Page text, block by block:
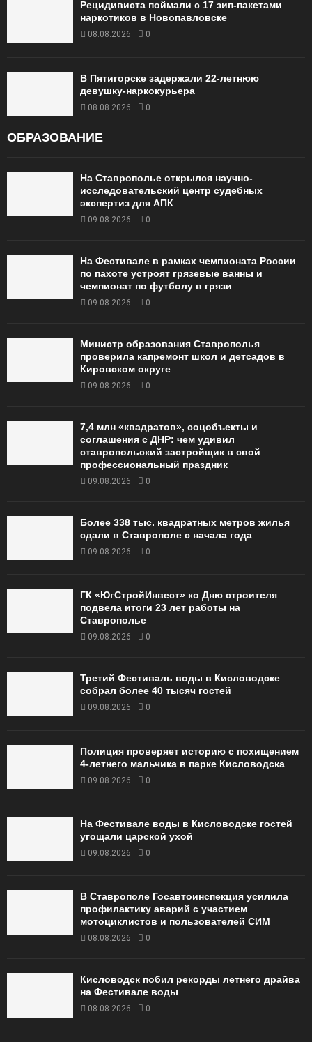
Рецидивиста поймали с 17 зип-пакетами
наркотиков в Новопавловске
08.08.2026 0
В Пятигорске задержали 22-летнюю
девушку-наркокурьера
08.08.2026 0
ОБРАЗОВАНИЕ
На Ставрополье открылся научно-
исследовательский центр судебных
экспертиз для АПК
09.08.2026 0
На Фестивале в рамках чемпионата России
по пахоте устроят грязевые ванны и
чемпионат по футболу в грязи
09.08.2026 0
Министр образования Ставрополья
проверила капремонт школ и детсадов в
Кировском округе
09.08.2026 0
7,4 млн «квадратов», соцобъекты и
соглашения с ДНР: чем удивил
ставропольский застройщик в свой
профессиональный праздник
09.08.2026 0
Более 338 тыс. квадратных метров жилья
сдали в Ставрополе с начала года
09.08.2026 0
ГК «ЮгСтройИнвест» ко Дню строителя
подвела итоги 23 лет работы на
Ставрополье
09.08.2026 0
Третий Фестиваль воды в Кисловодске
собрал более 40 тысяч гостей
09.08.2026 0
Полиция проверяет историю с похищением
4-летнего мальчика в парке Кисловодска
09.08.2026 0
На Фестивале воды в Кисловодске гостей
угощали царской ухой
09.08.2026 0
В Ставрополе Госавтоинспекция усилила
профилактику аварий с участием
мотоциклистов и пользователей СИМ
08.08.2026 0
Кисловодск побил рекорды летнего драйва
на Фестивале воды
08.08.2026 0